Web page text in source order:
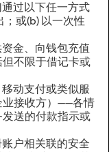
过以下任一方式
；或(b) 以一次性
金、向钱包充值
不限于借记卡或
动支付或类似服
业接收方）——各情
送的付款指示或
户相关联的安全